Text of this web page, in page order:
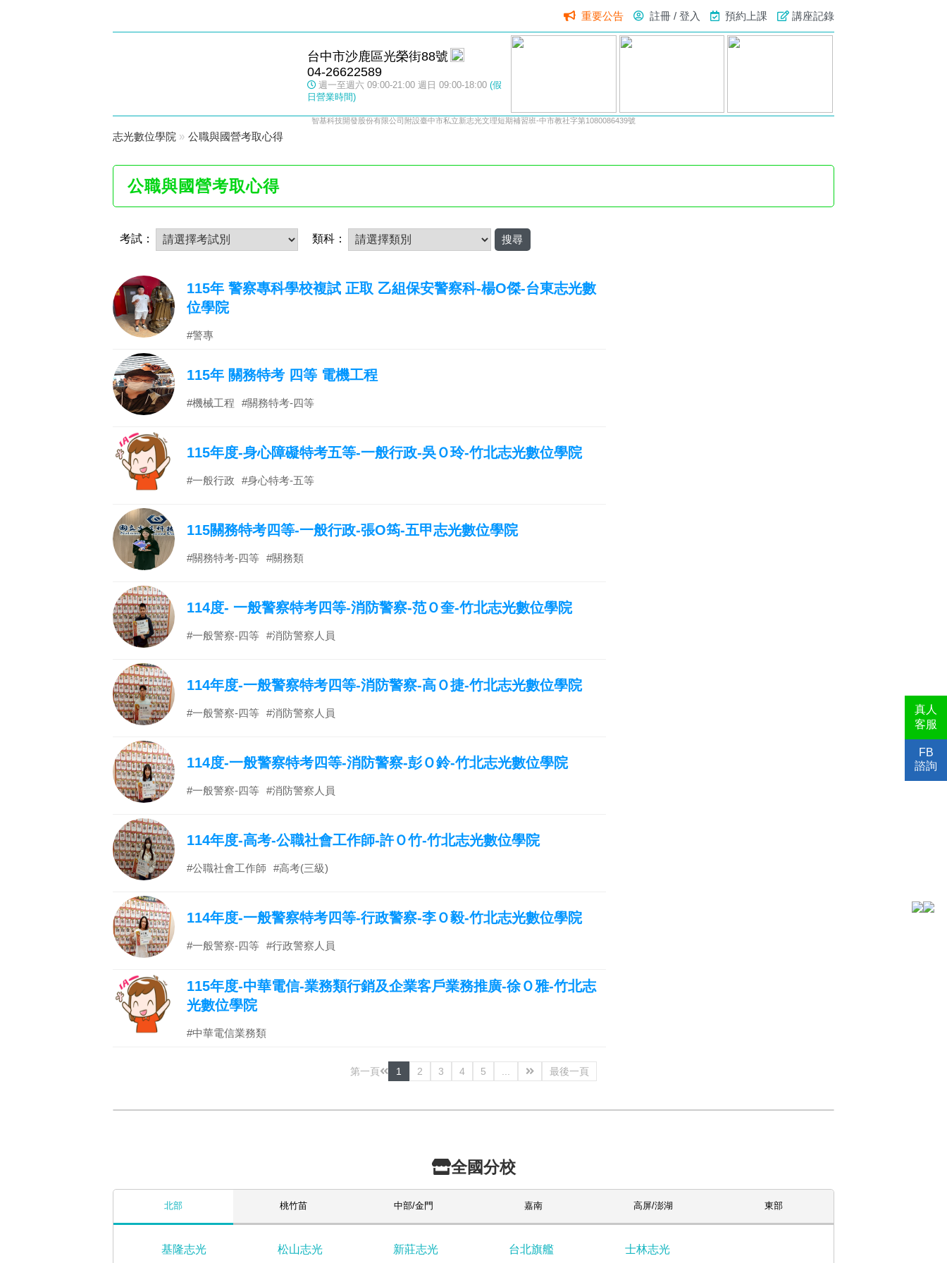
重要公告 註冊 / 登入 預約上課 講座記錄
台中市沙鹿區光榮街88號
04-26622589
週一至週六 09:00-21:00 週日 09:00-18:00 (假
日營業時間)
真人
客服
FB
諮詢
智基科技開發股份有限公司附設臺中市私立新志光文理短期補習班-中市教社字第1080086439號
志光數位學院 » 公職與國營考取心得
公職與國營考取心得
考試： 類科：
115年 警察專科學校複試 正取 乙組保安警察科-楊O傑-台東志光數
位學院
#警專
115年 關務特考 四等 電機工程
#機械工程 #關務特考-四等
115年度-身心障礙特考五等-一般行政-吳Ｏ玲-竹北志光數位學院
#一般行政 #身心特考-五等
115關務特考四等-一般行政-張O筠-五甲志光數位學院
#關務特考-四等 #關務類
114度- 一般警察特考四等-消防警察-范Ｏ奎-竹北志光數位學院
#一般警察-四等 #消防警察人員
114年度-一般警察特考四等-消防警察-高Ｏ捷-竹北志光數位學院
#一般警察-四等 #消防警察人員
114度-一般警察特考四等-消防警察-彭Ｏ鈴-竹北志光數位學院
#一般警察-四等 #消防警察人員
114年度-高考-公職社會工作師-許Ｏ竹-竹北志光數位學院
#公職社會工作師 #高考(三級)
114年度-一般警察特考四等-行政警察-李Ｏ毅-竹北志光數位學院
#一般警察-四等 #行政警察人員
115年度-中華電信-業務類行銷及企業客戶業務推廣-徐Ｏ雅-竹北志
光數位學院
#中華電信業務類
第一頁 1 2 3 4 5 最後一頁
全國分校
北部 桃竹苗 中部/金門 嘉南 高屏/澎湖 東部
基隆志光 松山志光 新莊志光 台北旗艦 士林志光